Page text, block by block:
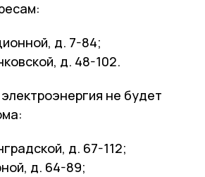
д. 7-84;
д. 48-102.
не будет
д. 67-112;
д. 64-89;